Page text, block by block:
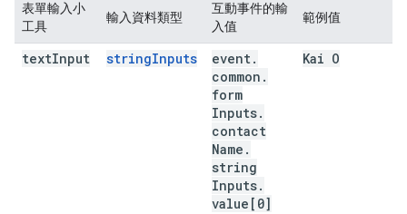
表單輸入小
工具
輸入資料類型
互動事件的輸
入值
範例值
textInput stringInputs event.
common .
form
Inputs.
contact
Name .
string
Inputs.
value[0]
Kai O